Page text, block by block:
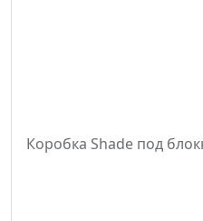
Коробка Shade под